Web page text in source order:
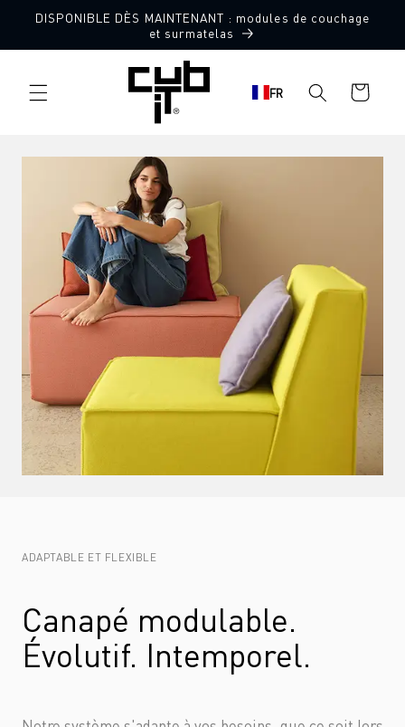
directement
DISPONIBLE DÈS MAINTENANT : modules de couchage
et surmatelas
FR
Panier
d'achat
ADAPTABLE ET FLEXIBLE
Canapé modulable.
Évolutif. Intemporel.